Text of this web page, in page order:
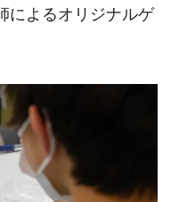
によるオリジナルゲ